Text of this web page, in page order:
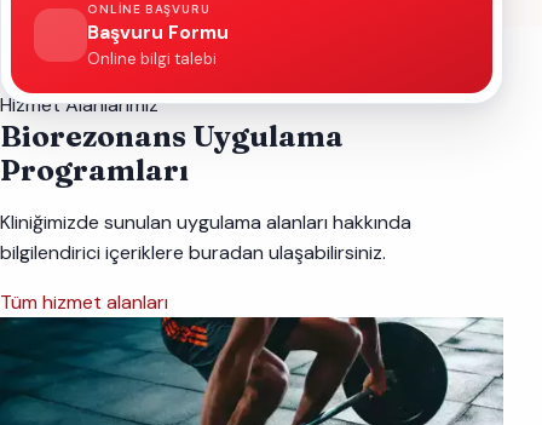
ONLINE BAŞVURU
Başvuru Formu
Online bilgi talebi
Hizmet Alanlarımız
Biorezonans Uygulama
Programları
Kliniğimizde sunulan uygulama alanları hakkında
bilgilendirici içeriklere buradan ulaşabilirsiniz.
Tüm hizmet alanları